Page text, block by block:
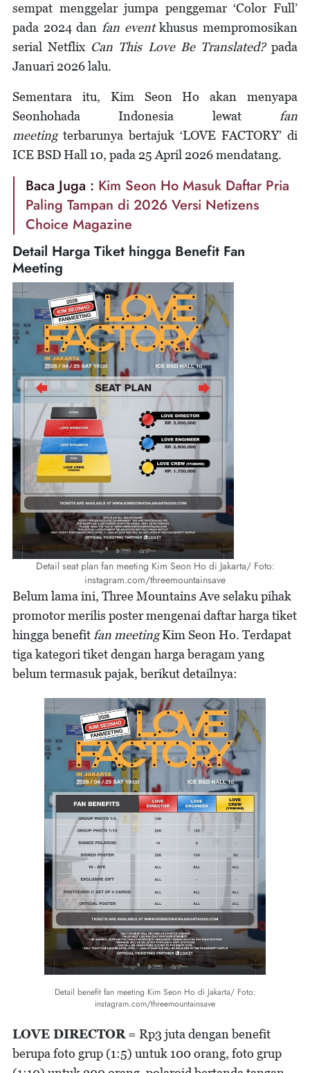
sempat menggelar jumpa penggemar ‘Color Full’
pada 2024 dan fan eventkhusus mempromosikan
serial Netflix Can This Love Be Translated?pada
Januari 2026 lalu.
Sementara itu, Kim Seon Ho akan menyapa
Seonhohada Indonesia lewat fan
meeting terbarunya bertajuk ‘LOVE FACTORY’ di
ICE BSD Hall 10, pada 25 April 2026 mendatang.
Baca Juga : Kim Seon Ho Masuk Daftar Pria
Paling Tampan di 2026 Versi Netizens
Choice Magazine
Detail Harga Tiket hingga Benefit Fan
Meeting
Detail seat plan fan meeting Kim Seon Ho di Jakarta/ Foto:
instagram.com/threemountainsave
Belum lama ini, Three Mountains Ave selaku pihak
promotor merilis poster mengenai daftar harga tiket
hingga benefit fan meetingKim Seon Ho. Terdapat
tiga kategori tiket dengan harga beragam yang
belum termasuk pajak, berikut detailnya:
Detail benefit fan meeting Kim Seon Ho di Jakarta/ Foto:
instagram.com/threemountainsave
LOVE DIRECTOR = Rp3 juta dengan benefit
berupa foto grup (1:5) untuk 100 orang, foto grup